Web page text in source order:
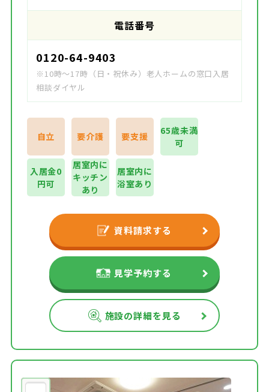
電話番号
0120-64-9403
※10時～17時（日・祝休み）老人ホームの窓口入居
相談ダイヤル
自立 要介護 要支援
65歳未満
可
入居金0
円可
居室内に
キッチン
あり
居室内に
浴室あり
資料請求する
見学予約する
施設の詳細を見る